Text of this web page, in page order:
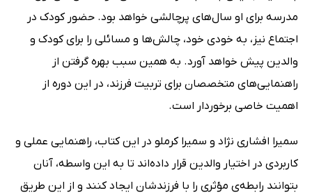
مدرسه برای او سال‌های پرچالشی خواهد بود. حضور کودک در
اجتماع نیز، به خودی خود، چالش‌ها و مسائلی را برای کودک و
والدین پیش خواهد آورد. به همین سبب بهره گرفتن از
راهنمایی‌های متخصصان برای تربیت فرزند، در این دوره از
اهمیت خاصی برخوردار است.
سمیرا افشاری نژاد و سمیرا کرملو در این کتاب، راهنمایی عملی و
کاربردی در اختیار والدین قرار داده‌اند تا به این واسطه، آنان
بتوانند رابطه‌ی مؤثری را با فرزندشان ایجاد کنند و از این طریق